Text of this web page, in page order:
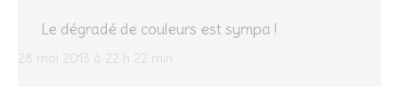
28 mai 2013 à 22 h 22 min
Le dégradé de couleurs est sympa !